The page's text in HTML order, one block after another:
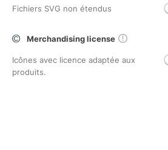
Fichiers SVG non étendus
Merchandising license
Icônes avec licence adaptée aux
produits.